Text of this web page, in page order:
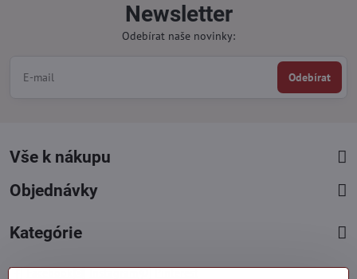
Newsletter
Odebírat naše novinky:
Odebírat
Vše k nákupu
Objednávky
Kategórie